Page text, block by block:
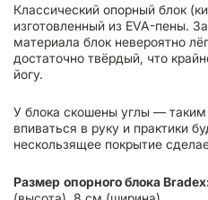
Классический опорный блок
изготовленный из EVA-пены.
материала блок невероятно
достаточно твёрдый, что
йогу.
У блока скошены углы —
впиваться в руку и практики
нескользящее покрытие
Размер опорного блока